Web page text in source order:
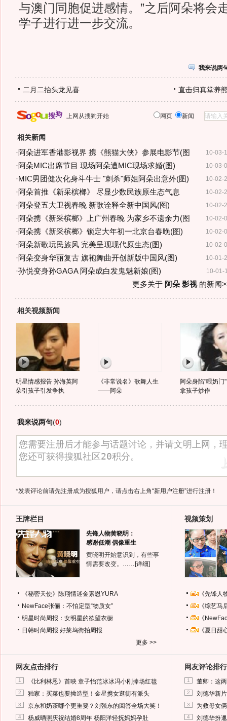
与澳门同胞促进感情。”之后阿朵将会
学子进行进一步交流。
我来说两
二月二抬头龙见喜 直击归真堂养
上网从搜狗开始 网页 新闻
相关新闻
10-03-
·阿朵进军香港影视界 携《熊猫大侠》参展电影节(图
10-03-
·阿朵MIC出席节目 现场阿朵遭MIC现场求婚(图)
10-02-
·MIC男团健次化身斗牛士 "刺杀"师姐阿朵出意外(图)
10-02-
·阿朵首推《新采槟榔》 尽显少数民族原生态气息
10-02-
·阿朵登五大卫视春晚 新歌诠释全新中国风(图)
10-02-
·阿朵携《新采槟榔》上广州春晚 为家乡不遗余力(图
10-02-
·阿朵携《新采槟榔》锁定大年初一北京台春晚(图)
10-02-
·阿朵新歌玩民族风 完美呈现现代原生态(图)
10-01-
·阿朵变身华丽复古 旗袍舞曲开创新版中国风(图)
10-01-
·孙悦变身孙GAGA 阿朵成白发鬼魅新娘(图)
更多关于 阿朵 影视的新闻
相关视频新闻
明星情感报告 孙海英阿
朵引孩子引发争执
《非常说名》歌舞人生
——阿朵
阿朵身陷"喂奶门
拿孩子炒作
我来说两句(0)
*发表评论前请先注册成为搜狐用户，请点击右上角“新用户注册”进行注册！
王牌栏目
先锋人物黄晓明：
感谢低潮 偶像重生
黄晓明开始意识到，有些事
情需要改变。…… [详细]
《秘密天使》陈翔情迷金素恩YURA
NewFace张俪：不怕定型“物质女”
明星时尚周报：女明星的欲望衣橱
日韩时尚周报 好莱坞街拍周报
更多 >>
视频策划
《先锋
《综艺
《
《夏日
网友点击排行
1 《比利林恩》首映 章子怡范冰冰冯小刚捧场红毯
2 独家：买菜也要拗造型！金星携女逛街有派头
3 京东和奶茶哪个更重要？刘强东的回答全场大笑！
4 杨威晒照庆祝结婚8周年 杨阳洋轻抚妈妈孕肚
网友评论排行
1 董卿：这
2 刘德华新
3 为救母女
4 刘德华扮